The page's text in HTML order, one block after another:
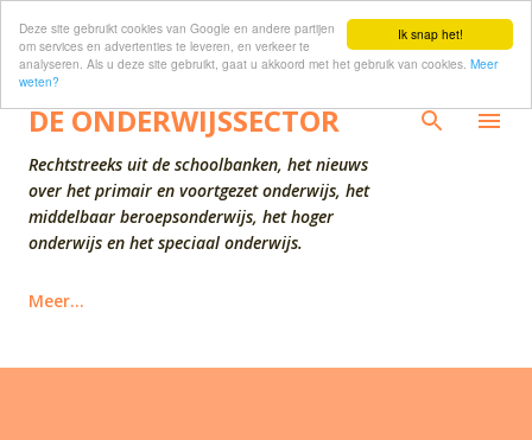
Ik snap het!
Deze site gebruikt cookies van Google en andere partijen
om services en advertenties te leveren, en verkeer te
analyseren. Als u deze site gebruikt, gaat u akkoord met het gebruik van cookies. Meer
weten?
Doorgaan naar hoofdcontent
DE ONDERWIJSSECTOR
Rechtstreeks uit de schoolbanken, het nieuws
over het primair en voortgezet onderwijs, het
middelbaar beroepsonderwijs, het hoger
onderwijs en het speciaal onderwijs.
Meer…